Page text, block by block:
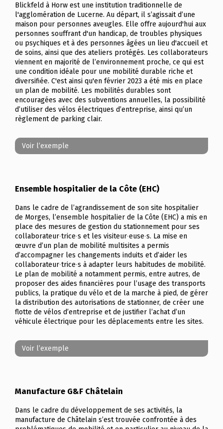
Blickfeld à Horw est une institution traditionnelle de
l'agglomération de Lucerne. Au départ, il s’agissait d’une
maison pour personnes aveugles. Elle offre aujourd'hui aux
personnes souffrant d'un handicap, de troubles physiques
ou psychiques et à des personnes âgées un lieu d'accueil et
de soins, ainsi que des ateliers protégés. Les collaborateurs
viennent en majorité de l’environnement proche, ce qui est
une condition idéale pour une mobilité durable riche et
diversifiée. C'est ainsi qu'en février 2023 a été mis en place
un plan de mobilité. Les mobilités durables sont
encouragées avec des subventions annuelles, la possibilité
d’utiliser des vélos électriques d’entreprise, ainsi qu’un
règlement de parking clair.
Voir l’exemple
Ensemble hospitalier de la Côte (EHC)
Dans le cadre de l’agrandissement de son site hospitalier
de Morges, l’ensemble hospitalier de la Côte (EHC) a mis en
place des mesures de gestion du stationnement pour ses
collaborateur∙trice∙s et les visiteur∙euse∙s. La mise en
œuvre d’un plan de mobilité multisites a permis
d’accompagner les changements induits et d’aider les
collaborateur∙trice∙s à adapter leurs habitudes de mobilité.
Le plan de mobilité a notamment permis, entre autres, de
proposer des aides financières pour l’usage des transports
publics, la pratique du vélo et de la marche à pied, de gérer
la distribution des autorisations de stationner, de créer une
flotte de vélos d’entreprise et de justifier l’achat d’un
véhicule électrique pour les déplacements entre les sites.
Voir l’exemple
Manufacture G&F Châtelain
Dans le cadre du développement de ses activités, la
manufacture de Châtelain s’est trouvée confrontée à des